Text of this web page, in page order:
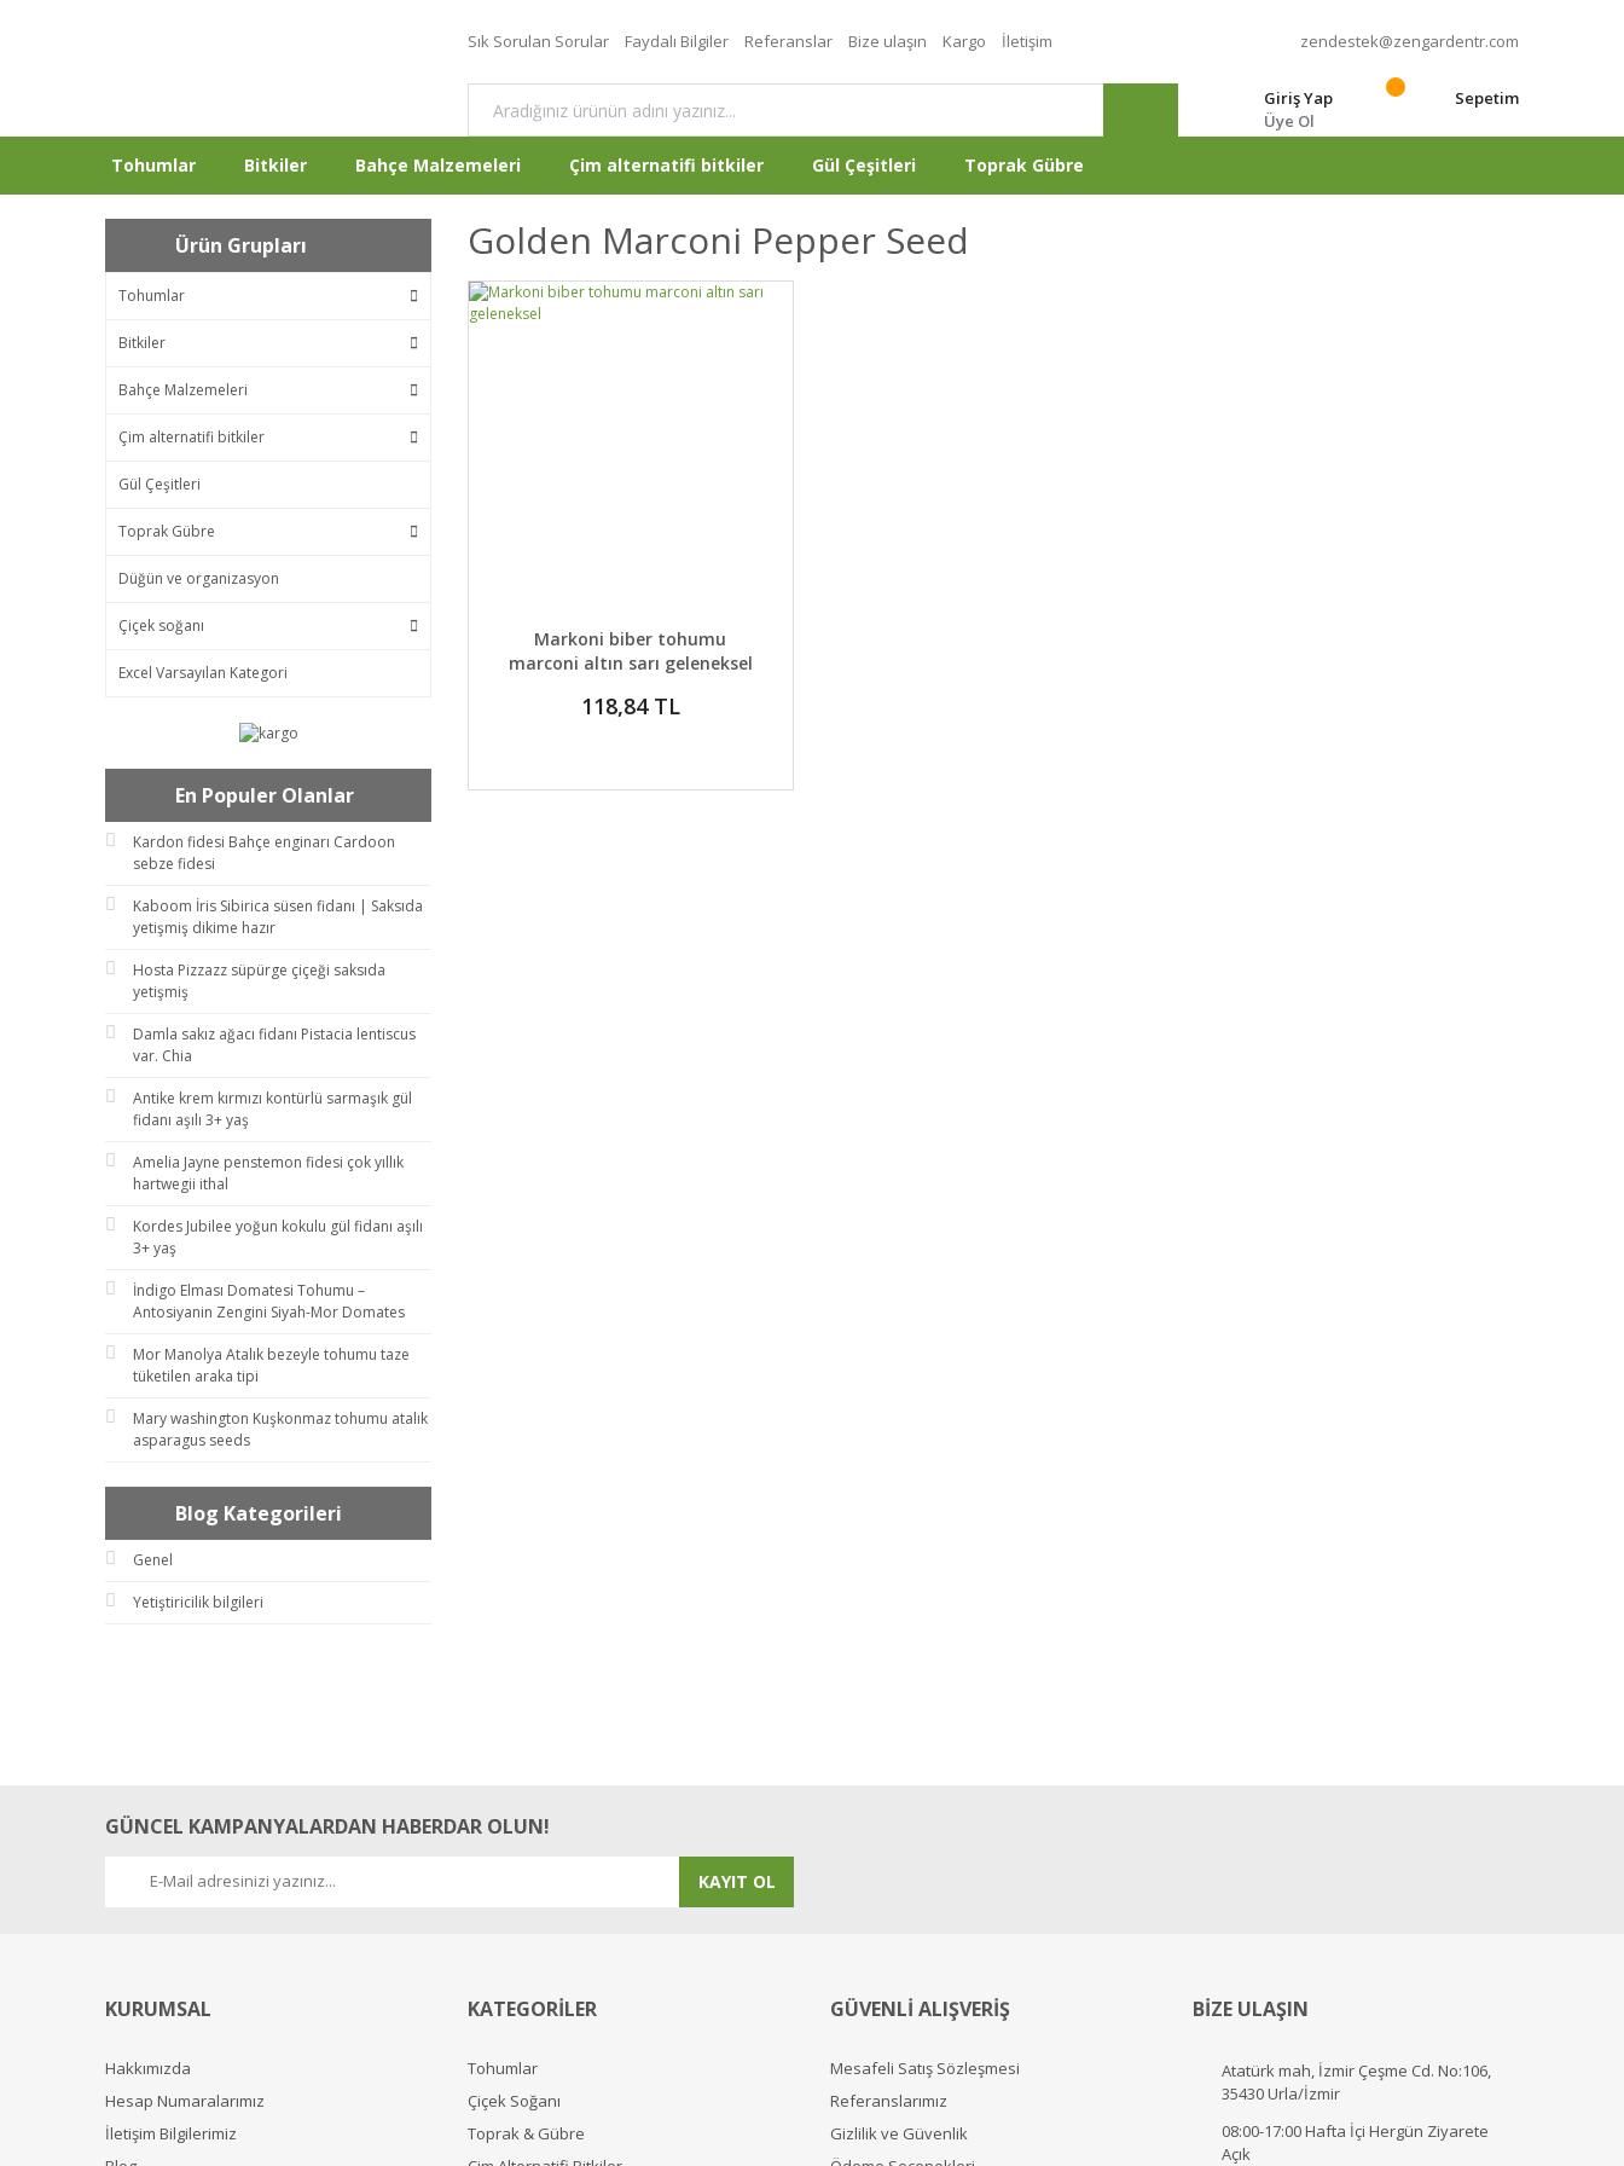
Sık Sorulan Sorular Faydalı Bilgiler Referanslar Bize ulaşın Kargo İletişim zendestek@zengardentr.com
Giriş Yap
Üye Ol
Sepetim
Tohumlar Bitkiler Bahçe Malzemeleri Çim alternatifi bitkiler Gül Çeşitleri Toprak Gübre
Ürün Grupları
Tohumlar
Bitkiler
Bahçe Malzemeleri
Çim alternatifi bitkiler
Gül Çeşitleri
Toprak Gübre
Düğün ve organizasyon
Çiçek soğanı
Excel Varsayılan Kategori
En Populer Olanlar
Kardon fidesi Bahçe enginarı Cardoon
sebze fidesi
Kaboom İris Sibirica süsen fidanı | Saksıda
yetişmiş dikime hazır
Hosta Pizzazz süpürge çiçeği saksıda
yetişmiş
Damla sakız ağacı fidanı Pistacia lentiscus
var. Chia
Antike krem kırmızı kontürlü sarmaşık gül
fidanı aşılı 3+ yaş
Amelia Jayne penstemon fidesi çok yıllık
hartwegii ithal
Kordes Jubilee yoğun kokulu gül fidanı aşılı
3+ yaş
İndigo Elması Domatesi Tohumu –
Antosiyanin Zengini Siyah-Mor Domates
Mor Manolya Atalık bezeyle tohumu taze
tüketilen araka tipi
Mary washington Kuşkonmaz tohumu atalık
asparagus seeds
Blog Kategorileri
Genel
Yetiştiricilik bilgileri
Golden Marconi Pepper Seed
DETAYLAR SEPETE EKLE
Markoni biber tohumu
marconi altın sarı geleneksel
118,84 TL
GÜNCEL KAMPANYALARDAN HABERDAR OLUN!
KAYIT OL
KURUMSAL
Hakkımızda
Hesap Numaralarımız
İletişim Bilgilerimiz
KATEGORİLER
Tohumlar
Çiçek Soğanı
Toprak & Gübre
GÜVENLİ ALIŞVERİŞ
Mesafeli Satış Sözleşmesi
Referanslarımız
Gizlilik ve Güvenlik
BİZE ULAŞIN
Atatürk mah, İzmir Çeşme Cd. No:106,
35430 Urla/İzmir
08:00-17:00 Hafta İçi Hergün Ziyarete
Açık